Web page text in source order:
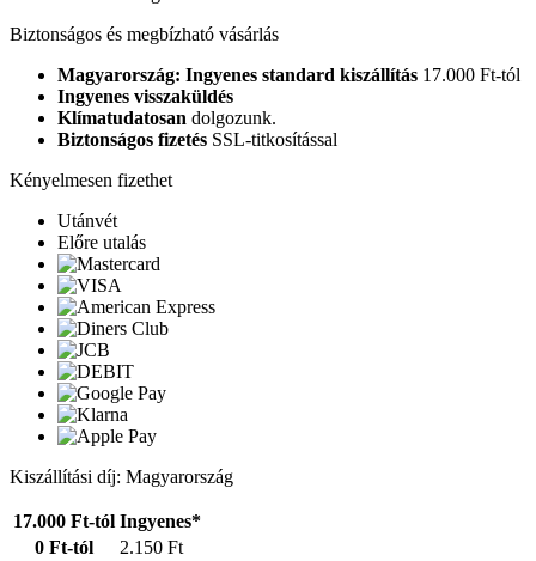
Biztonságos és megbízható vásárlás
Magyarország: Ingyenes standard kiszállítás 17.000 Ft-tól
Ingyenes visszaküldés
Klímatudatosan dolgozunk.
Biztonságos fizetés SSL-titkosítással
Kényelmesen fizethet
Utánvét
Előre utalás
Kiszállítási díj: Magyarország
17.000 Ft-tól Ingyenes*
0 Ft-tól
2.150 Ft